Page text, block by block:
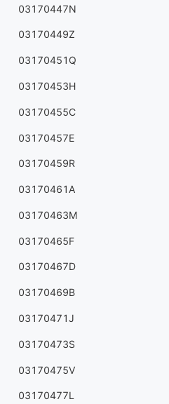
03170447N
03170449Z
03170451Q
03170453H
03170455C
03170457E
03170459R
03170461A
03170463M
03170465F
03170467D
03170469B
03170471J
03170473S
03170475V
03170477L